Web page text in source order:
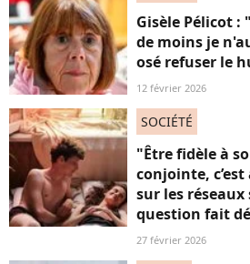
Gisèle Pélicot :
de moins je
osé refuser le
12 février 2026
SOCIÉTÉ
"Être fidèle à
conjointe,
sur les
question fait
27 février 2026